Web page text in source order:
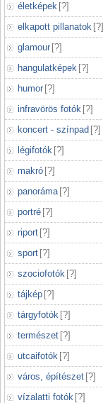
életképek [?]
elkapott pillanatok [?]
glamour [?]
hangulatképek [?]
humor [?]
infravörös fotók [?]
koncert - színpad [?]
légifotók [?]
makró [?]
panoráma [?]
portré [?]
riport [?]
sport [?]
szociofotók [?]
tájkép [?]
tárgyfotók [?]
természet [?]
utcaifotók [?]
város, építészet [?]
vízalatti fotók [?]